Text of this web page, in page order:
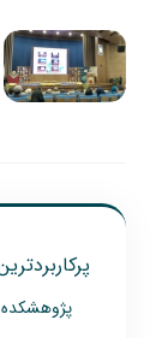
پژوهشکده